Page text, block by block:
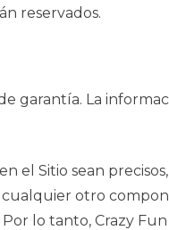
reservados.
garantía. La
el Sitio sean
otro
lo tanto, Crazy